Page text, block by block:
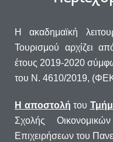
Η ακαδημαϊκή
Τουρισμού αρχίζει
έτους 2019-2020
του Ν. 4610/2019,
Η αποστολή του
Σχολής
Επιχειρήσεων του